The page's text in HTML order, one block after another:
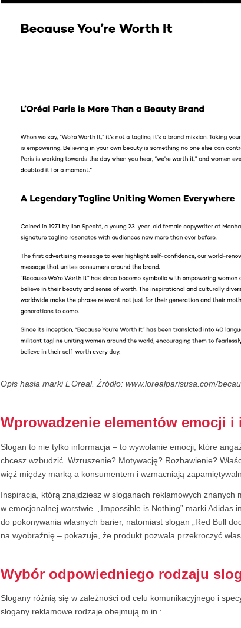
Opis hasła marki L’Oreal. Źródło: www.lorealparisusa.com/
Wprowadzenie elementów emocji i
Slogan to nie tylko informacja – to wywołanie emocji, które
chcesz wzbudzić. Wzruszenie? Motywację? Rozbawienie?
więź między marką a konsumentem i wzmacniają
Inspiracja, którą znajdziesz w sloganach reklamowych znanych
w emocjonalnej warstwie. „Impossible is Nothing” marki Adidas
do pokonywania własnych barier, natomiast slogan „Red Bull
na wyobraźnię – pokazuje, że produkt pozwala przekroczyć
Wybór odpowiedniego rodzaju
Slogany różnią się w zależności od celu komunikacyjnego i
slogany reklamowe rodzaje obejmują m.in.: